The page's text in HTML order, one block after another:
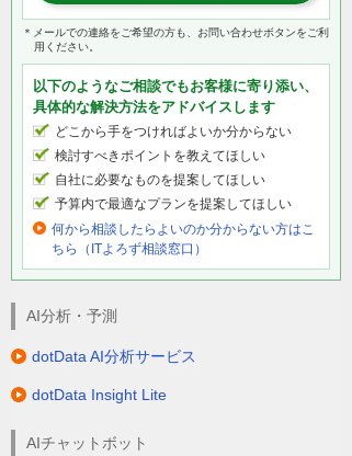
＊メールでの連絡をご希望の方も、お問い合わせボタンをご利
用ください。
以下のようなご相談でもお客様に寄り添い、
具体的な解決方法をアドバイスします
どこから手をつければよいか分からない
検討すべきポイントを教えてほしい
自社に必要なものを提案してほしい
予算内で最適なプランを提案してほしい
何から相談したらよいのか分からない方はこ
ちら（ITよろず相談窓口）
AI分析・予測
dotData AI分析サービス
dotData Insight Lite
AIチャットボット